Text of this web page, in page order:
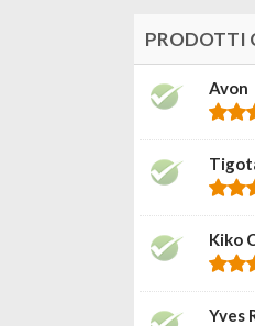
PRODOTTI
Avon
Kiko
Yves